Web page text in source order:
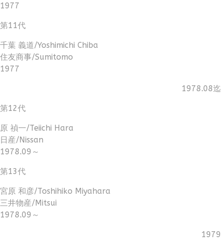
1977
第11代
千葉 義道/Yoshimichi Chiba
住友商事/Sumitomo
1977
1978.08迄
第12代
原 禎一/Teiichi Hara
日産/Nissan
1978.09～
第13代
宮原 和彦/Toshihiko Miyahara
三井物産/Mitsui
1978.09～
1979